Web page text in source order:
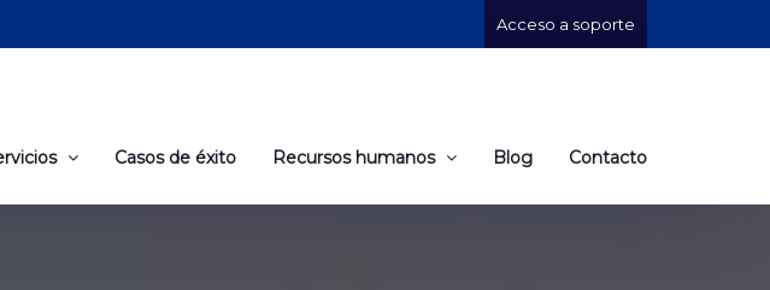
Acceso a soporte
Casos de éxito Recursos humanos Blog Contacto